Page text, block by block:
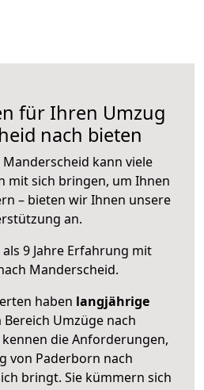
für Ihren Umzug
nach bieten
Manderscheid kann viele
mit sich bringen, um Ihnen
– bieten wir Ihnen unsere
an.
9 Jahre Erfahrung mit
Manderscheid.
haben langjährige
Bereich Umzüge nach
die Anforderungen,
von Paderborn nach
bringt. Sie kümmern sich